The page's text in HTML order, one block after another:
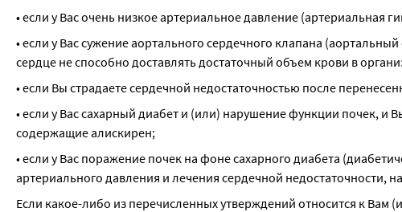
• если у Вас очень низкое артериальное давление (артериальная
• если у Вас сужение аортального сердечного клапана
сердце не способно доставлять достаточный объем крови в
• если Вы страдаете сердечной недостаточностью после
• если у Вас сахарный диабет и (или) нарушение функции почек,
содержащие алискирен;
• если у Вас поражение почек на фоне сахарного диабета
артериального давления и лечения сердечной
Если какое-либо из перечисленных утверждений относится к Вам